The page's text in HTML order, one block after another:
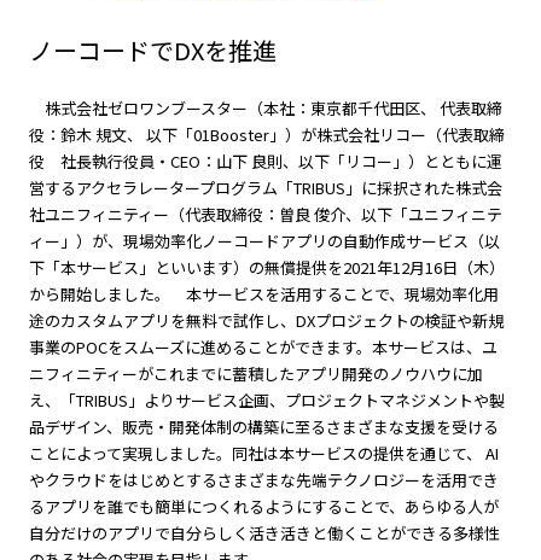
ノーコードでDXを推進
株式会社ゼロワンブースター（本社：東京都千代田区、 代表取締
役：鈴木 規文、 以下「01Booster」）が株式会社リコー（代表取締
役 社長執行役員・CEO：山下 良則、以下「リコー」）とともに運
営するアクセラレータープログラム「TRIBUS」に採択された株式会
社ユニフィニティー（代表取締役：曽良 俊介、以下「ユニフィニテ
ィー」）が、現場効率化ノーコードアプリの自動作成サービス（以
下「本サービス」といいます）の無償提供を2021年12月16日（木）
から開始しました。 本サービスを活用することで、現場効率化用
途のカスタムアプリを無料で試作し、DXプロジェクトの検証や新規
事業のPOCをスムーズに進めることができます。本サービスは、ユ
ニフィニティーがこれまでに蓄積したアプリ開発のノウハウに加
え、「TRIBUS」よりサービス企画、プロジェクトマネジメントや製
品デザイン、販売・開発体制の構築に至るさまざまな支援を受ける
ことによって実現しました。同社は本サービスの提供を通じて、 AI
やクラウドをはじめとするさまざまな先端テクノロジーを活用でき
るアプリを誰でも簡単につくれるようにすることで、あらゆる人が
自分だけのアプリで自分らしく活き活きと働くことができる多様性